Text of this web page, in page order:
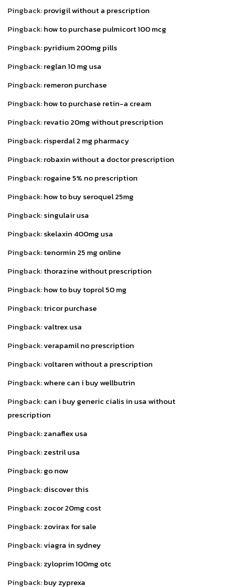
Pingback:provigil without a prescription
Pingback:how to purchase pulmicort 100 mcg
Pingback:pyridium 200mg pills
Pingback:reglan 10 mg usa
Pingback:remeron purchase
Pingback:how to purchase retin-a cream
Pingback:revatio 20mg without prescription
Pingback:risperdal 2 mg pharmacy
Pingback:robaxin without a doctor prescription
Pingback:rogaine 5% no prescription
Pingback:how to buy seroquel 25mg
Pingback:singulair usa
Pingback:skelaxin 400mg usa
Pingback:tenormin 25 mg online
Pingback:thorazine without prescription
Pingback:how to buy toprol 50 mg
Pingback:tricor purchase
Pingback:valtrex usa
Pingback:verapamil no prescription
Pingback:voltaren without a prescription
Pingback:where can i buy wellbutrin
Pingback:can i buy generic cialis in usa without
prescription
Pingback:zanaflex usa
Pingback:zestril usa
Pingback:go now
Pingback:discover this
Pingback:zocor 20mg cost
Pingback:zovirax for sale
Pingback:viagra in sydney
Pingback:zyloprim 100mg otc
Pingback:buy zyprexa